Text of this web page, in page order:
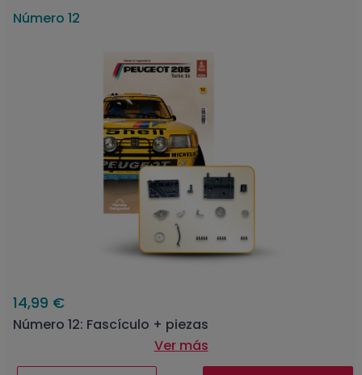
Número 12
14,99 €
Número 12: Fascículo + piezas
Ver más